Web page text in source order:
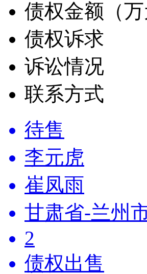
债权金额（万
债权诉求
诉讼情况
联系方式
待售
李元虎
崔凤雨
甘肃省-兰州
2
债权出售